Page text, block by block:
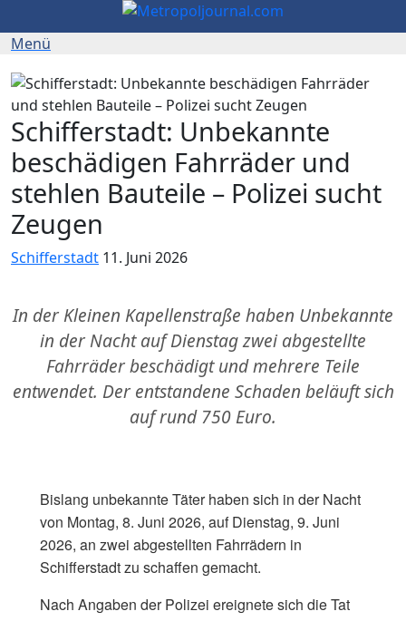
Schifferstadt: Unbekannte
beschädigen Fahrräder und
stehlen Bauteile – Polizei sucht
Zeugen
Schifferstadt 11. Juni 2026
In der Kleinen Kapellenstraße haben Unbekannte
in der Nacht auf Dienstag zwei abgestellte
Fahrräder beschädigt und mehrere Teile
entwendet. Der entstandene Schaden beläuft sich
auf rund 750 Euro.
Bislang unbekannte Täter haben sich in der Nacht
von Montag, 8. Juni 2026, auf Dienstag, 9. Juni
2026, an zwei abgestellten Fahrrädern in
Schifferstadt zu schaffen gemacht.
Nach Angaben der Polizei ereignete sich die Tat